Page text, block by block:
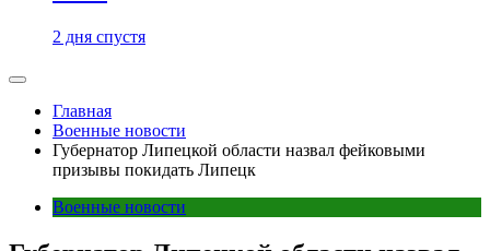
2 дня спустя
Главная
Военные новости
Губернатор Липецкой области назвал фейковыми
призывы покидать Липецк
Военные новости